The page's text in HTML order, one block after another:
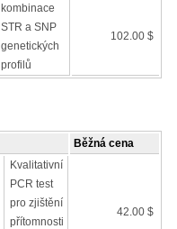
kombinace
STR a SNP
genetických
profilů
102.00 $
Běžná cena
Kvalitativní
PCR test
pro zjištění
přítomnosti
42.00 $